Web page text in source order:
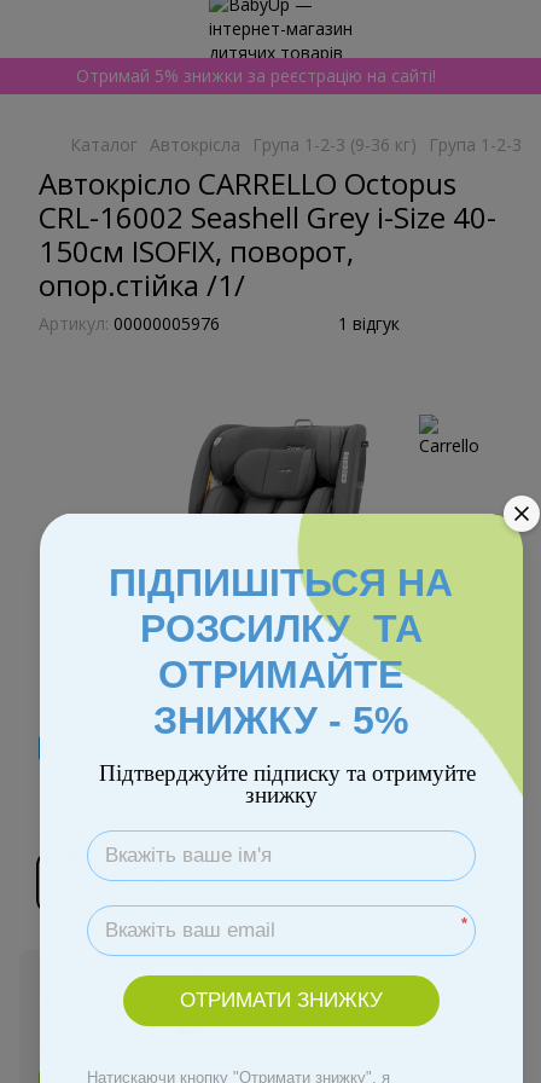
Отримай 5% знижки за реєстрацію на сайті!
Каталог Автокрісла Група 1-2-3 (9-36 кг) Група 1-2-3
Автокрісло CARRELLO Octopus
CRL-16002 Seashell Grey i-Size 40-
150см ISOFIX, поворот,
опор.стійка /1/
Артикул: 00000005976 1 відгук
В наявності
8 080 грн
ПІДПИШІТЬСЯ НА
РОЗСИЛКУ ТА
ОТРИМАЙТЕ
ЗНИЖКУ - 5%
Підтверджуйте підписку та отримуйте
знижку
*
ОТРИМАТИ ЗНИЖКУ
Натискаючи кнопку "Отримати знижку", я